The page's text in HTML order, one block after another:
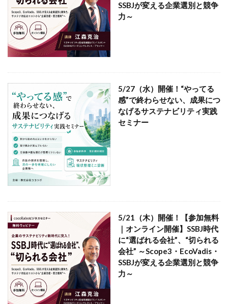
SSBJが変える企業選別と競争
力～
5/27（水）開催！“やってる
感”で終わらせない、成果につ
なげるサステナビリティ実践
セミナー
5/21（木）開催！【参加無料
｜オンライン開催】SSBJ時代
に“選ばれる会社”、“切られる
会社” ～Scope3・EcoVadis・
SSBJが変える企業選別と競争
力～
DTPオペレーター
DX DXセミナー
DX導入
EcoVadis
EMO’s Kitchen
ESG
ESG投資
FNN
FNNプライムオンライン
HAMARUラクシスフロント店
ICDP IDEC
IIRC
Illustrator
Indesign
INSATSU
INSATSU大交流会
INSATU酒場
IoT製品に対するセキュリティラベリング制度
ISSB
ISSBオンラインセミナー
J-SHIS 地震ハザードステーション
JC-STAR
JIA神奈川
KUSC
LINEの使い方
MENTAL HEALTH〜うまくいかないときに開く本〜
MOBI BASE
MOMUNIR MUD
MUDフェア
NEWoMan
NEWoMan ART Window
NISC
NPO
NPO法人 ntone 無料 セミナー
page2021
PANTONE